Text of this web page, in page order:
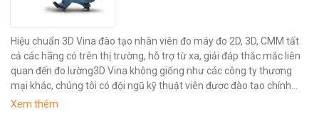
Hiệu chuẩn 3D Vina đào tạo nhân viên đo máy đo 2D, 3D, CMM tất
cả các hãng có trên thị trường, hỗ trợ từ xa, giải đáp thắc mắc liên
quan đến đo lường3D Vina không giống như các công ty thương
mại khác, chúng tôi có đội ngũ kỹ thuật viên được đào tạo chính
hãng, đội ngũ kỹ thuật công tác rộng &#x02026;
Xem thêm